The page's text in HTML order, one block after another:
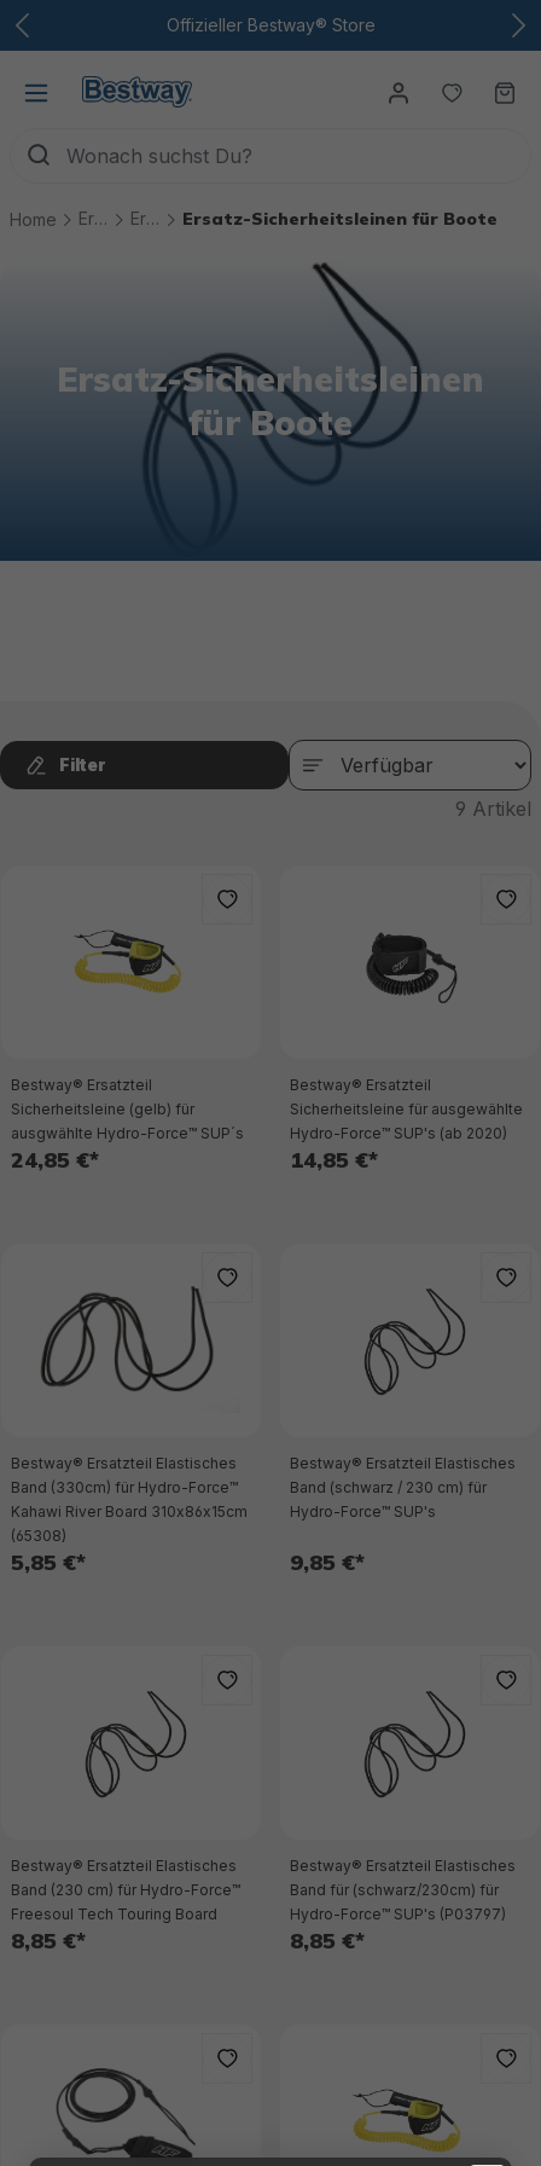
Zum Hauptinhalt Offizieller Bestway® Store
Du
Home Ersatzteile Ersatzteile Boote Ersatz-Sicherheitsleinen für Boote
Ersatz-Sicherheitsleinen
für Boote
Filter
9 Artikel
Bestway® Ersatzteil
Sicherheitsleine (gelb) für
ausgwählte Hydro-Force™ SUP´s
24,85 €*
Bestway® Ersatzteil
Sicherheitsleine für ausgewählte
Hydro-Force™ SUP's (ab 2020)
14,85 €*
Bestway® Ersatzteil Elastisches
Band (330cm) für Hydro-Force™
Kahawi River Board 310x86x15cm
(65308)
5,85 €*
Bestway® Ersatzteil Elastisches
Band (schwarz / 230 cm) für
Hydro-Force™ SUP's
9,85 €*
Bestway® Ersatzteil Elastisches
Band (230 cm) für Hydro-Force™
Freesoul Tech Touring Board
8,85 €*
Bestway® Ersatzteil Elastisches
Band für (schwarz/230cm) für
Hydro-Force™ SUP's (P03797)
8,85 €*